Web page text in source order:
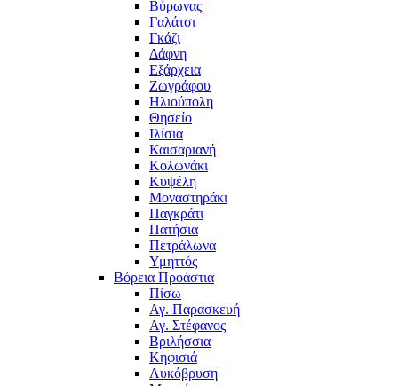
Βύρωνας
Γαλάτσι
Γκάζι
Δάφνη
Εξάρχεια
Ζωγράφου
Ηλιούπολη
Θησείο
Ιλίσια
Καισαριανή
Κολωνάκι
Κυψέλη
Μοναστηράκι
Παγκράτι
Πατήσια
Πετράλωνα
Υμηττός
Βόρεια Προάστια
Πίσω
Αγ. Παρασκευή
Αγ. Στέφανος
Βριλήσσια
Κηφισιά
Λυκόβρυση